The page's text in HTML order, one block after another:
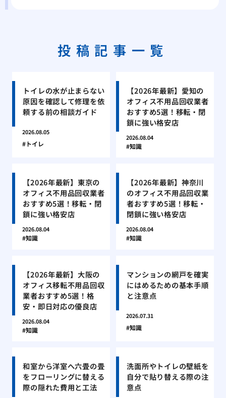
投稿記事一覧
トイレの水が止まらない
原因を確認して修理を依
頼する前の相談ガイド
2026.08.05
トイレ
【2026年最新】愛知の
オフィス不用品回収業者
おすすめ5選！移転・閉
鎖に強い格安店
2026.08.04
知識
【2026年最新】東京の
オフィス不用品回収業者
おすすめ5選！移転・閉
鎖に強い格安店
2026.08.04
知識
【2026年最新】神奈川
のオフィス不用品回収業
者おすすめ5選！移転・
閉鎖に強い格安店
2026.08.04
知識
【2026年最新】大阪の
オフィス移転不用品回収
業者おすすめ5選！格
安・即日対応の優良店
2026.08.04
知識
マンションの網戸を確実
にはめるための基本手順
と注意点
2026.07.31
知識
和室から洋室へ六畳の畳
をフローリングに替える
際の隠れた費用と工法
洗面所やトイレの壁紙を
自分で貼り替える際の注
意点